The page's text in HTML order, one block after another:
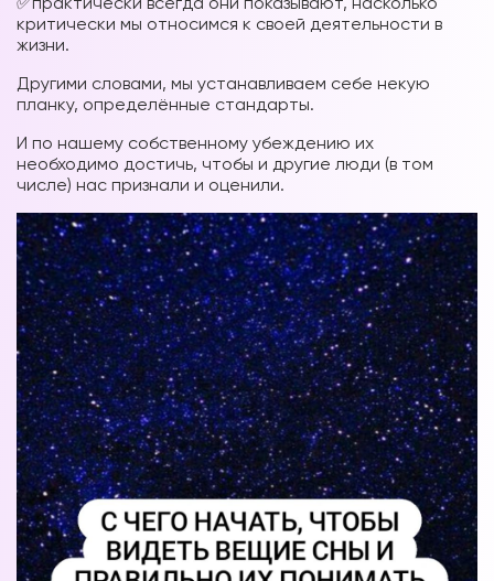
критически мы относимся к своей деятельности в
жизни.
Другими словами, мы устанавливаем себе некую
планку, определённые стандарты.
И по нашему собственному убеждению их
необходимо достичь, чтобы и другие люди (в том
числе) нас признали и оценили.